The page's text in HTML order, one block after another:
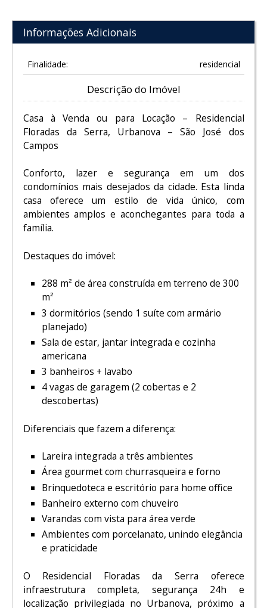
Informações Adicionais
Finalidade: residencial
Descrição do Imóvel
Casa à Venda ou para Locação – Residencial
Floradas da Serra, Urbanova – São José dos
Campos
Conforto, lazer e segurança em um dos
condomínios mais desejados da cidade. Esta linda
casa oferece um estilo de vida único, com
ambientes amplos e aconchegantes para toda a
família.
Destaques do imóvel:
288 m² de área construída em terreno de 300
m²
3 dormitórios (sendo 1 suíte com armário
planejado)
Sala de estar, jantar integrada e cozinha
americana
3 banheiros + lavabo
4 vagas de garagem (2 cobertas e 2
descobertas)
Diferenciais que fazem a diferença:
Lareira integrada a três ambientes
Área gourmet com churrasqueira e forno
Brinquedoteca e escritório para home office
Banheiro externo com chuveiro
Varandas com vista para área verde
Ambientes com porcelanato, unindo elegância
e praticidade
O Residencial Floradas da Serra oferece
infraestrutura completa, segurança 24h e
localização privilegiada no Urbanova, próximo a